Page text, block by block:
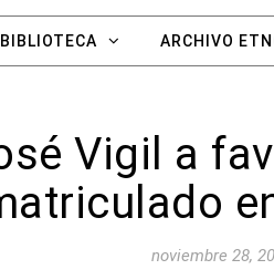
BIBLIOTECA ARCHIVO
Vigil a
noviembre 28,